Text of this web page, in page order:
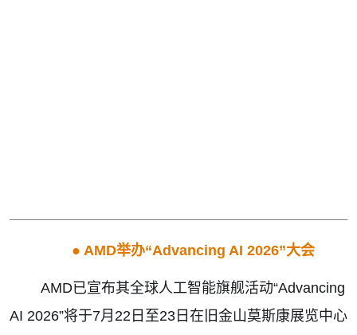
● AMD举办“Advancing AI 2026”大会
AMD已宣布其全球人工智能旗舰活动“Advancing
AI 2026”将于7月 22 日至23 日在旧金山莫斯康展览中心